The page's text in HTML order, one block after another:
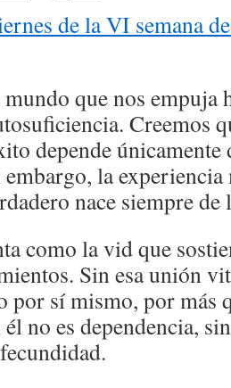
de la VI semana
que nos empuja
Creemos
depende
la experiencia
nace siempre de
como la vid que
Sin esa unión
por sí mismo, por más
no es dependencia,